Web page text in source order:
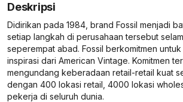
Deskripsi
Didirikan pada 1984, brand Fossil menjadi
setiap langkah di perusahaan tersebut
seperempat abad. Fossil berkomitmen
inspirasi dari American Vintage. Komitmen
mengundang keberadaan retail-retail kuat
dengan 400 lokasi retail, 4000 lokasi
pekerja di seluruh dunia.